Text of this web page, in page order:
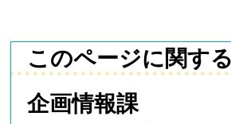
このページに関す
企画情報課